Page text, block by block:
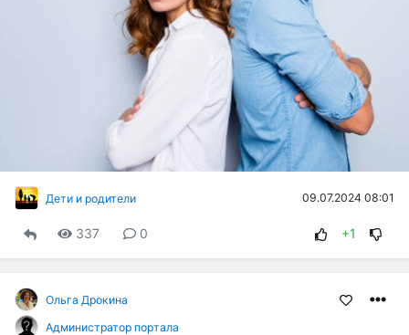
Дети и родители 09.07.2024 08:01
337 0 +1
Ольга Дрокина
Администратор портала